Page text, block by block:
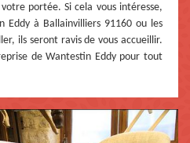
portée. Si cela vous intéresse,
Eddy à Ballainvilliers 91160 ou les
ils seront ravis de vous accueillir.
de Wantestin Eddy pour tout